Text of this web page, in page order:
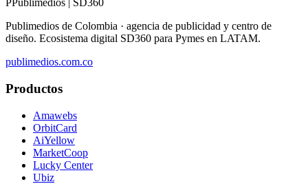
PPublimedios | SD360
Publimedios de Colombia · agencia de publicidad y centro de
diseño. Ecosistema digital SD360 para Pymes en LATAM.
publimedios.com.co
Productos
Amawebs
OrbitCard
AiYellow
MarketCoop
Lucky Center
Ubiz